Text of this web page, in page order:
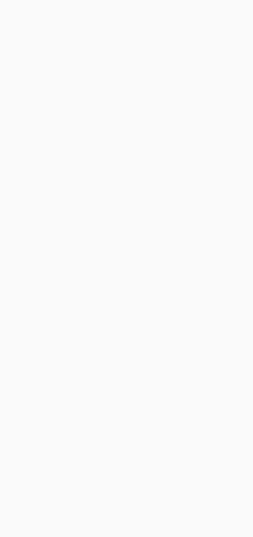
SAIYAN 3 SON GOKU
Statue
– Grandista ( Banpresto )